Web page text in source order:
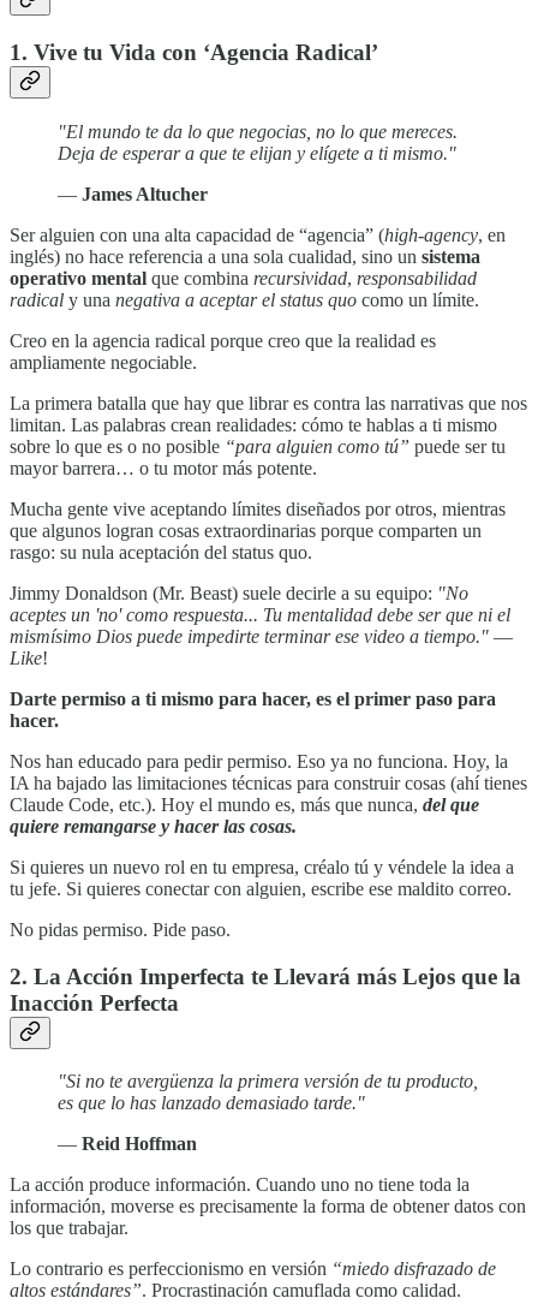
1. Vive tu Vida con ‘Agencia Radical’
"El mundo te da lo que negocias, no lo que mereces.
Deja de esperar a que te elijan y elígete a ti mismo."
— James Altucher
Ser alguien con una alta capacidad de “agencia” (high-agency, en
inglés) no hace referencia a una sola cualidad, sino un sistema
operativo mental que combina recursividad, responsabilidad
radical y una negativa a aceptar el status quo como un límite.
Creo en la agencia radical porque creo que la realidad es
ampliamente negociable.
La primera batalla que hay que librar es contra las narrativas que nos
limitan. Las palabras crean realidades: cómo te hablas a ti mismo
sobre lo que es o no posible “para alguien como tú” puede ser tu
mayor barrera… o tu motor más potente.
Mucha gente vive aceptando límites diseñados por otros, mientras
que algunos logran cosas extraordinarias porque comparten un
rasgo: su nula aceptación del status quo.
Jimmy Donaldson (Mr. Beast) suele decirle a su equipo: "No
aceptes un 'no' como respuesta... Tu mentalidad debe ser que ni el
mismísimo Dios puede impedirte terminar ese video a tiempo." —
Like!
Darte permiso a ti mismo para hacer, es el primer paso para
hacer.
Nos han educado para pedir permiso. Eso ya no funciona. Hoy, la
IA ha bajado las limitaciones técnicas para construir cosas (ahí tienes
Claude Code, etc.). Hoy el mundo es, más que nunca, del que
quiere remangarse y hacer las cosas.
Si quieres un nuevo rol en tu empresa, créalo tú y véndele la idea a
tu jefe. Si quieres conectar con alguien, escribe ese maldito correo.
No pidas permiso. Pide paso.
2. La Acción Imperfecta te Llevará más Lejos que la
Inacción Perfecta
"Si no te avergüenza la primera versión de tu producto,
es que lo has lanzado demasiado tarde."
— Reid Hoffman
La acción produce información. Cuando uno no tiene toda la
información, moverse es precisamente la forma de obtener datos con
los que trabajar.
Lo contrario es perfeccionismo en versión “miedo disfrazado de
altos estándares”. Procrastinación camuflada como calidad.